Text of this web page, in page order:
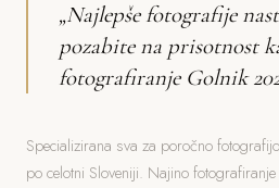
„Najlepše fotografije
pozabite na prisotnost
fotografiranje Golnik
Specializirana sva za poročno
po celotni Sloveniji. Najino